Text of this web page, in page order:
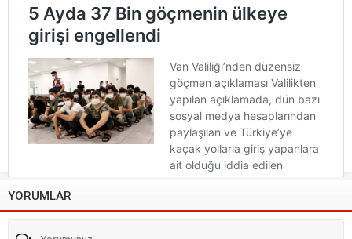
YORUMLAR